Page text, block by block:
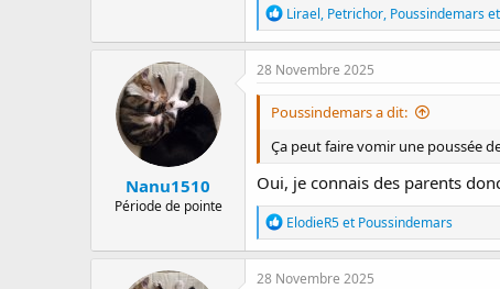
R
é
a
c
o
s
Lirael, Petrichor, Poussindemars
Nanu1510
Période de pointe
28 Novembre 2025
Poussindemars a dit:
Ça peut faire vomir une poussée
Oui, je connais des parents
R
é
a
c
ElodieR5et Poussindemars
28 Novembre 2025